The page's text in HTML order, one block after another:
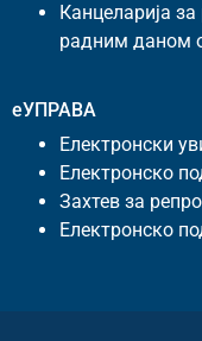
Канцеларија
радним даном
еУПРАВА
Електронски
Електронско
Захтев за
Електронско